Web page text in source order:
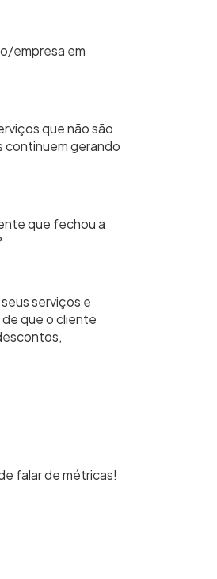
empresa em
que não são
continuem gerando
que fechou a
serviços e
que o cliente
falar de métricas!